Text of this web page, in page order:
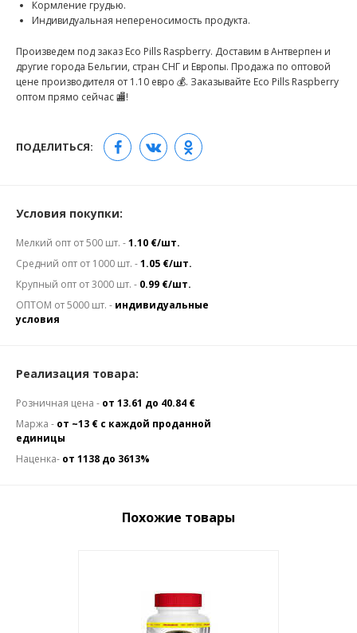
Кормление грудью.
Индивидуальная непереносимость продукта.
Произведем под заказ Eco Pills Raspberry. Доставим в Антверпен и
другие города Бельгии, стран СНГ и Европы. Продажа по оптовой
цене производителя от 1.10 евро 💰. Заказывайте Eco Pills Raspberry
оптом прямо сейчас 🏬!
ПОДЕЛИТЬСЯ:
Условия покупки:
Мелкий опт от 500 шт. -1.10 €/шт.
Средний опт от 1000 шт. -1.05 €/шт.
Крупный опт от 3000 шт. - 0.99 €/шт.
ОПТОМ от 5000 шт. - индивидуальные
условия
Реализация товара:
Розничная цена - от 13.61 до 40.84 €
Маржа - от ~13 € с каждой проданной
единицы
Наценка- от 1138 до 3613%
Похожие товары